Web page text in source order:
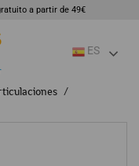
a partir de 49€
ES